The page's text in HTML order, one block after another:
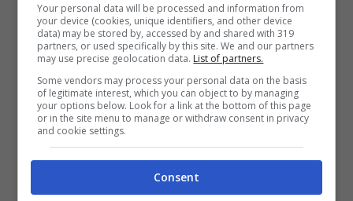
Notte a Campo Imperatore, Gran Sasso (Adobe Stock)
Un altro dei 3 luoghi magici in Italia dove
ammirare le stelle è sicuramente ilGran
Sasso. Sull’altopiano di Campo Imperatore
sarete circondati da un paesaggio naturale
selvaggio e spettacolare, di rocce e fiori,
Your personal data will be processed and information from
your device (cookies, unique identifiers, and other device
data) may be stored by, accessed by and shared with 319
partners, or used specifically by this site. We and our partners
may use precise geolocation data. List of partners.
Some vendors may process your personal data on the basis
of legitimate interest, which you can object to by managing
your options below. Look for a link at the bottom of this page
or in the site menu to manage or withdraw consent in privacy
and cookie settings.
Consent